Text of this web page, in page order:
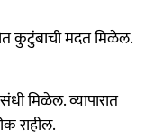
कुटुंबाची मदत मिळेल.
मिळेल. व्यापारात
राहील.